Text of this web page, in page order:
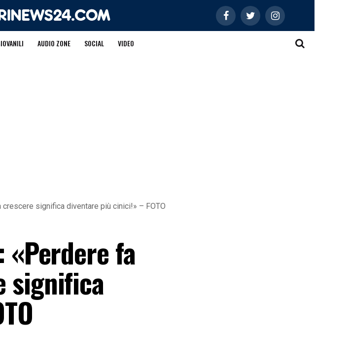
AUDIO ZONE SOCIAL VIDEO
significa diventare più cinici!» – FOTO
fa
significa